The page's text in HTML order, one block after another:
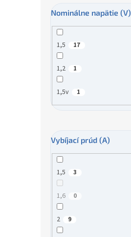
Nominálne napätie (V)
1,5 17
1,2 1
1,5v 1
Vybíjací prúd (A)
1,5 3
1,6 0
2 9